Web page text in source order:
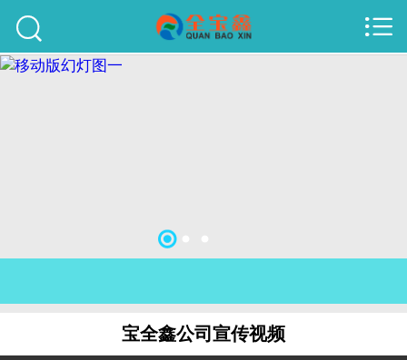
关于我们
联系我们
51La


宝全鑫公司宣传视频